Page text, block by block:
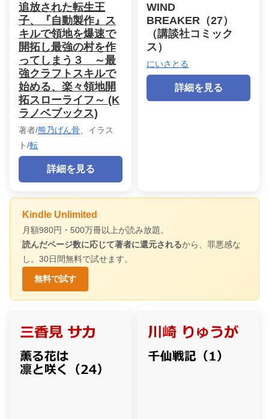
追放された転生王
子、『自動製作』ス
キルで領地を爆速で
開拓し最強の村を作
ってしまう３ ～最
強クラフトスキルで
始める、楽々領地開
拓スローライフ～ (K
ラノベブックス)
著者/熊乃げん骨 、イラス
ト/転
詳細を見る
WIND
BREAKER（27）
（講談社コミック
ス）
にいさとる
詳細を見る
Kindle Unlimited
月額980円・500万冊以上が読み放題。
読んだページ数に応じて著者に還元されるから、罪悪感な
し。30日間無料で試せます。
無料で試す